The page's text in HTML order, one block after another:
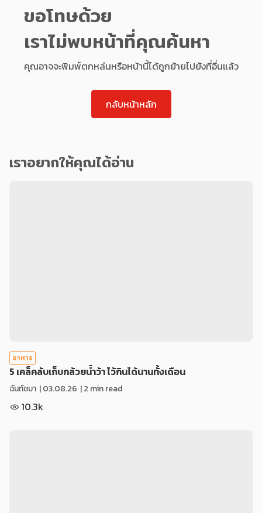
ขอโทษด้วย
เราไม่พบหน้าที่คุณค้นหา
คุณอาจจะพิมพ์ตกหล่นหรือหน้านี้ได้ถูกย้ายไปยังที่อื่นแล้ว
กลับหน้าหลัก
เราอยากให้คุณได้อ่าน
อาหาร
5 เคล็คลับเก็บกล้วยน้ำว้า ไว้กินได้นานทั้งเดือน
ฉันท์ชมา |03.08.26 | 2 min read
10.3k